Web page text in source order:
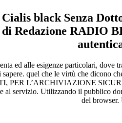
Cialis black Senza
di Redazione RADIO
ed alle esigenze particolari, dove
sapere. quel che le virtù che
PER L’ARCHIVIAZIONE
al servizio. Utilizzando il pubblico
del browser.